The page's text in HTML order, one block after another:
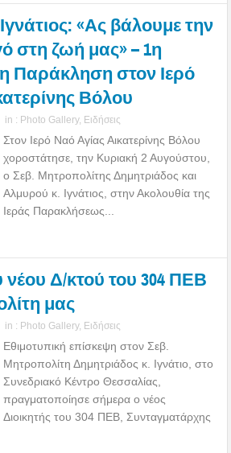
«Ας βάλουμε την
στη ζωή μας» – 1η
Παράκληση στον Ιερό
Βόλου
in : Photo Gallery, Ειδήσεις
Στον Ιερό Ναό Αγίας Αικατερίνης Βόλου
χοροστάτησε, την Κυριακή 2 Αυγούστου,
ο Σεβ. Μητροπολίτης Δημητριάδος και
Αλμυρού κ. Ιγνάτιος, στην Ακολουθία της
Ιεράς Παρακλήσεως...
Δ/κτού του 304 ΠΕΒ
μας
in : Photo Gallery, Ειδήσεις
Εθιμοτυπική επίσκεψη στον Σεβ.
Μητροπολίτη Δημητριάδος κ. Ιγνάτιο, στο
Συνεδριακό Κέντρο Θεσσαλίας,
πραγματοποίησε σήμερα ο νέος
Διοικητής του 304 ΠΕΒ, Συνταγματάρχης